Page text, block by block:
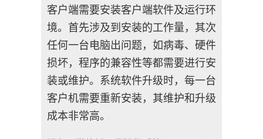
客户端需要安装客户端软件及运行环
境。首先涉及到安装的工作量，其次
任何一台电脑出问题，如病毒、硬件
损坏，程序的兼容性等都需要进行安
装或维护。系统软件升级时，每一台
客户机需要重新安装，其维护和升级
成本非常高。